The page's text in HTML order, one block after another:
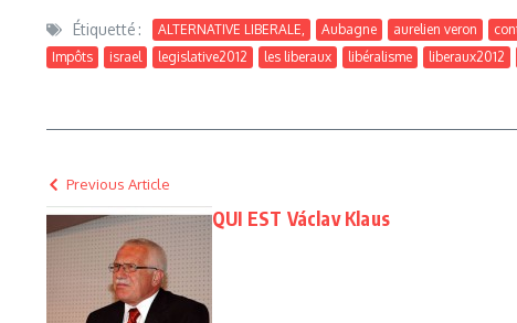
Étiquetté : ALTERNATIVE LIBERALE, Aubagne aurelien veron
Impôts
israel legislative2012 les liberaux libéralisme liberaux2012
Previous Article
QUI EST Václav Klaus